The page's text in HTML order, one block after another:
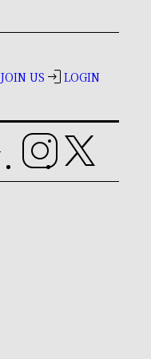
JOIN US login LOGIN